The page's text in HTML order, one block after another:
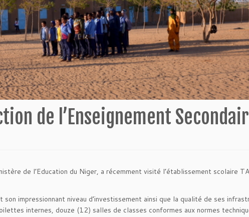
de l’Enseignement
de l’Education du Niger, a récemment visité l’établissement scolaire
impressionnant niveau d’investissement ainsi que la qualité de ses
internes, douze (12) salles de classes conformes aux normes